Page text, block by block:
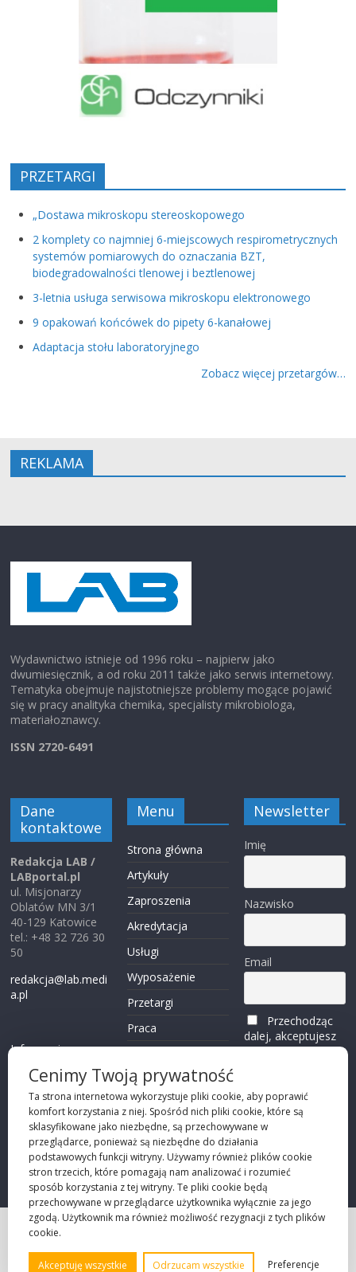
PRZETARGI
„Dostawa mikroskopu stereoskopowego
2 komplety co najmniej 6-miejscowych respirometrycznych
systemów pomiarowych do oznaczania BZT,
biodegradowalności tlenowej i beztlenowej
3-letnia usługa serwisowa mikroskopu elektronowego
9 opakowań końcówek do pipety 6-kanałowej
Adaptacja stołu laboratoryjnego
Zobacz więcej przetargów…
REKLAMA
Wydawnictwo istnieje od 1996 roku – najpierw jako
dwumiesięcznik, a od roku 2011 także jako serwis internetowy.
Tematyka obejmuje najistotniejsze problemy mogące pojawić
się w pracy analityka chemika, specjalisty mikrobiologa,
materiałoznawcy.
ISSN 2720-6491
Dane
kontaktowe
Redakcja LAB /
LABportal.pl
ul. Misjonarzy
Oblatów MN 3/1
40-129 Katowice
tel.: +48 32 726 30
50
redakcja@lab.medi
a.pl
Informacje o
Przechodząc dalej,
akceptujeszpolity
kę prywatności
Menu
Strona główna
Artykuły
Zaproszenia
Akredytacja
Usługi
Wyposażenie
Przetargi
Praca
Kontakt
Newsletter
Imię
Nazwisko
Email
Przechodząc
dalej, akceptujesz
politykę
©2026 Robie Sp. z o.o.
Cenimy Twoją prywatność
Ta strona internetowa wykorzystuje pliki cookie, aby poprawić
komfort korzystania z niej. Spośród nich pliki cookie, które są
sklasyfikowane jako niezbędne, są przechowywane w
przeglądarce, ponieważ są niezbędne do działania
podstawowych funkcji witryny. Używamy również plików cookie
stron trzecich, które pomagają nam analizować i rozumieć
sposób korzystania z tej witryny. Te pliki cookie będą
przechowywane w przeglądarce użytkownika wyłącznie za jego
zgodą. Użytkownik ma również możliwość rezygnacji z tych plików
cookie.
Akceptuję wszystkie Odrzucam wszystkie Preferencje